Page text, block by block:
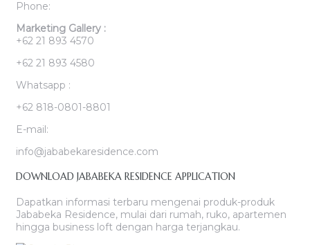
Phone:
Marketing Gallery :
+62 21 893 4570
+62 21 893 4580
Whatsapp :
+62 818-0801-8801
E-mail:
info@jababekaresidence.com
DOWNLOAD JABABEKA RESIDENCE APPLICATION
Dapatkan informasi terbaru mengenai produk-produk
Jababeka Residence, mulai dari rumah, ruko, apartemen
hingga business loft dengan harga terjangkau.